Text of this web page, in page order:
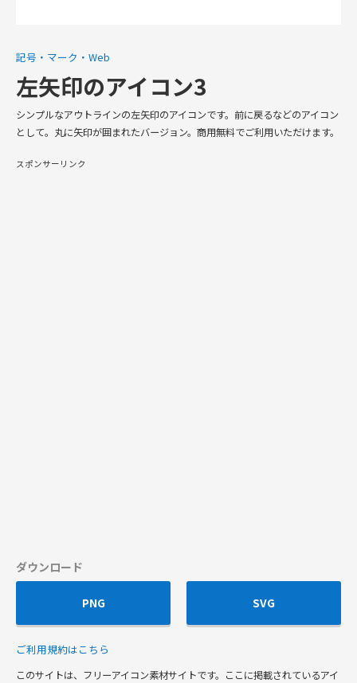
記号・マーク・Web
左矢印のアイコン3
シンプルなアウトラインの左矢印のアイコンです。前に戻るなどのアイコン
として。丸に矢印が囲まれたバージョン。商用無料でご利用いただけます。
スポンサーリンク
ダウンロード
PNG SVG
ご利用規約はこちら
このサイトは、フリーアイコン素材サイトです。ここに掲載されているアイ